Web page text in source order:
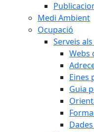
Medi Ambient
Ocupació
Serveis
Webs
Eines
Guia